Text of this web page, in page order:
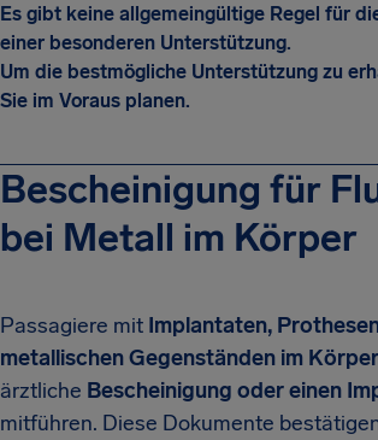
Es gibt keine allgemeingültige Regel für
einer besonderen Unterstützung.
Um die bestmögliche Unterstützung zu
Sie im Voraus planen.
Bescheinigung für
bei Metall im Körper
Passagiere mit Implantaten,
metallischen Gegenständen im Körper
ärztliche Bescheinigung oder einen
mitführen. Diese Dokumente